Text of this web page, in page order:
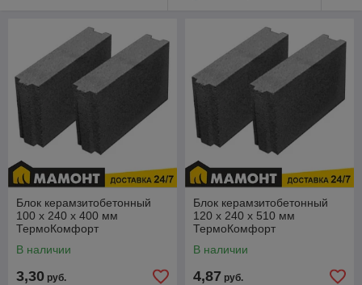
Быстрый поиск и подбор товаров;
Ассортимент еще шире;
Скидки и акции;
Автоматический расчет доставки и разгрузки;
Удобное оформление заказа
Купить керамзитобетонные блоки в интернет-магазине
Мамонт.бел
Блок керамзитобетонный
100 x 240 х 400 мм
ТермоКомфорт
В наличии
3,30 руб.
Блок керамзитобетонный
120 x 240 х 510 мм
ТермоКомфорт
В наличии
4,87 руб.